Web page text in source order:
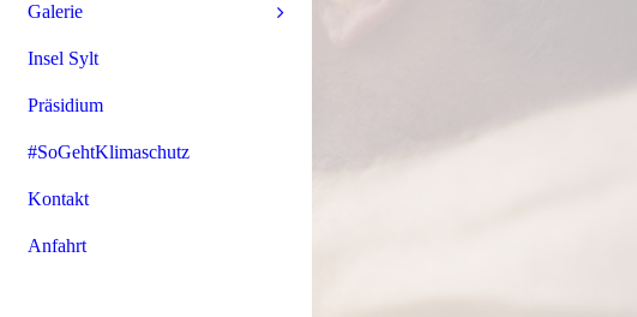
Galerie
Insel Sylt
Präsidium
#SoGehtKlimaschutz
Kontakt
Anfahrt